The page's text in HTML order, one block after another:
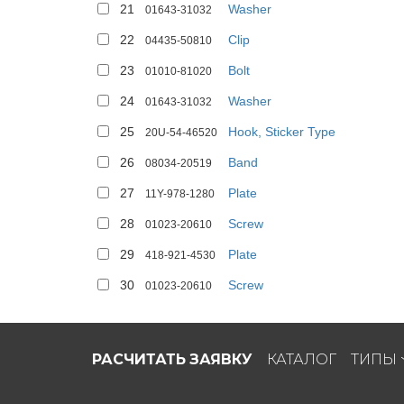
21 01643-31032 Washer
22 04435-50810 Clip
23 01010-81020 Bolt
24 01643-31032 Washer
25 20U-54-46520 Hook, Sticker Type
26 08034-20519 Band
27 11Y-978-1280 Plate
28 01023-20610 Screw
29 418-921-4530 Plate
30 01023-20610 Screw
РАСЧИТАТЬ ЗАЯВКУ КАТАЛОГ ТИПЫ